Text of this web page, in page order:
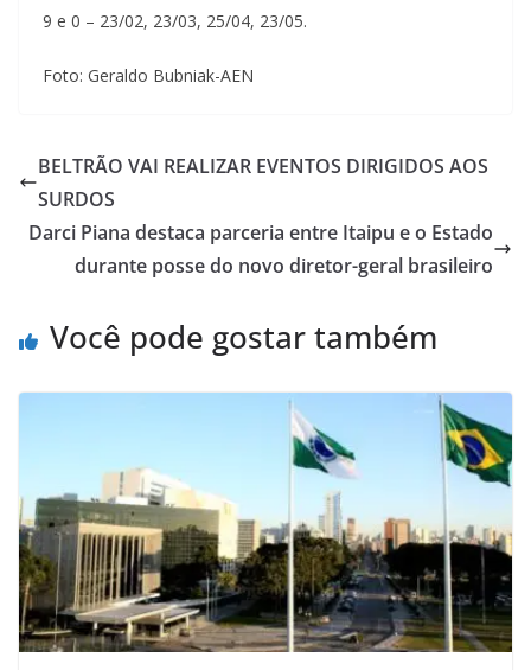
9 e 0 – 23/02, 23/03, 25/04, 23/05.
Foto: Geraldo Bubniak-AEN
BELTRÃO VAI REALIZAR EVENTOS DIRIGIDOS AOS
SURDOS
Darci Piana destaca parceria entre Itaipu e o Estado
durante posse do novo diretor-geral brasileiro
Você pode gostar também